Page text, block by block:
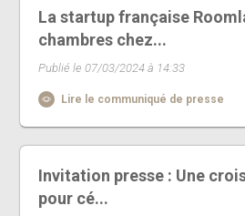
La startup française
chambres chez...
Publié le 07/03/2024 à 14:33
Lire le communiqué de presse
Invitation presse : Une
pour cé...